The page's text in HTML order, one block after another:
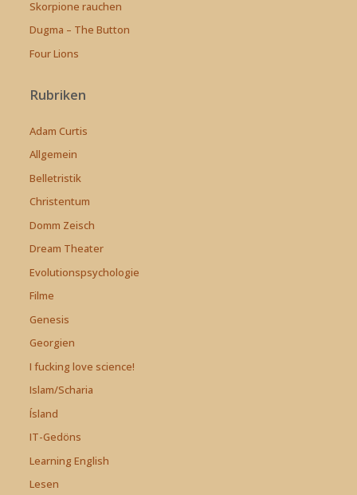
Skorpione rauchen
Dugma – The Button
Four Lions
Rubriken
Adam Curtis
Allgemein
Belletristik
Christentum
Domm Zeisch
Dream Theater
Evolutionspsychologie
Filme
Genesis
Georgien
I fucking love science!
Islam/Scharia
Ísland
IT-Gedöns
Learning English
Lesen